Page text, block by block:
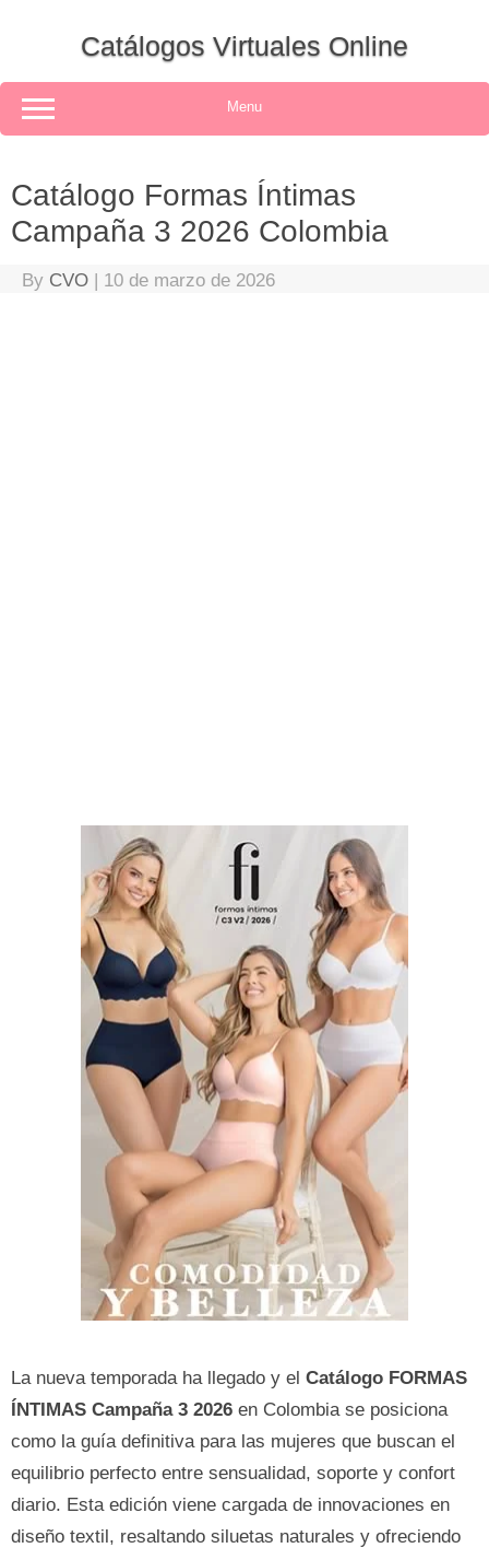
Catálogos Virtuales Online
Menu
Catálogo Formas Íntimas
Campaña 3 2026 Colombia
By CVO | 10 de marzo de 2026
La nueva temporada ha llegado y el Catálogo FORMAS
ÍNTIMAS Campaña 3 2026 en Colombia se posiciona
como la guía definitiva para las mujeres que buscan el
equilibrio perfecto entre sensualidad, soporte y confort
diario. Esta edición viene cargada de innovaciones en
diseño textil, resaltando siluetas naturales y ofreciendo